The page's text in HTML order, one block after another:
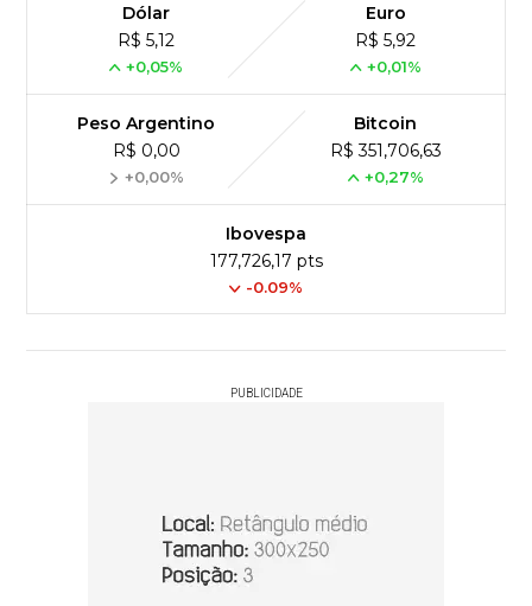
Dólar
R$ 5,12
+0,05%
Euro
R$ 5,92
+0,01%
Peso Argentino
R$ 0,00
+0,00%
Bitcoin
R$ 351,706,63
+0,27%
Ibovespa
177,726,17 pts
-0.09%
PUBLICIDADE